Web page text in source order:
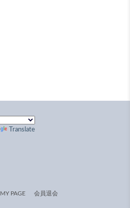
Translate
MY PAGE 会員退会